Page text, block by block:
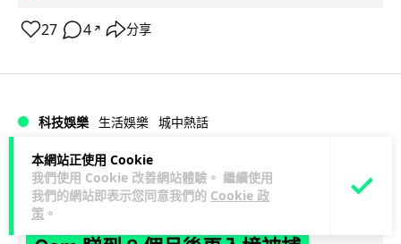
本網站正使用 Cookie
我們使用 Cookie 改善網站體驗。 繼續使用
我們的網站即表示您同意我們的 Cookie 政
策 。
27 4 ↗ 分享
科技娛樂 生活娛樂 城中熱話
Lawton 1 日
港夫婦澳門的士拾相機 據為己有被的士